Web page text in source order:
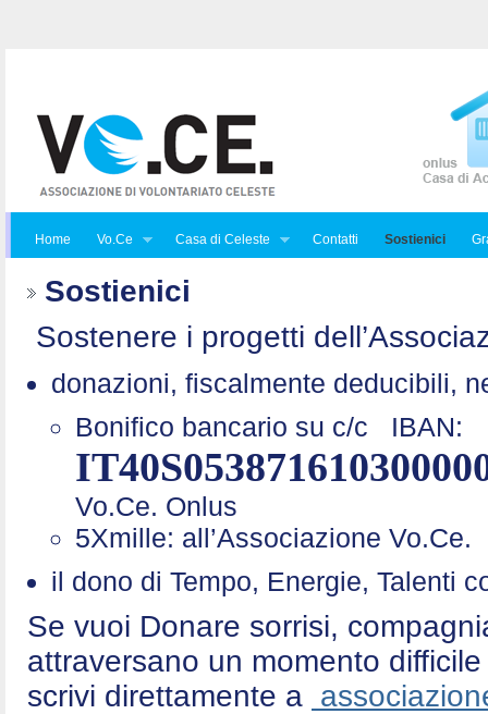
Home Vo.Ce Casa di Celeste Contatti Sostienici
Sostienici
Sostenere i progetti
donazioni, fiscalmente deducibili,
Bonifico bancario su c/c IBAN:
Vo.Ce. Onlus
5Xmille: all’Associazione
il dono di Tempo, Energie, Talenti
Se vuoi Donare sorrisi,
attraversano un momento
scrivi direttamente a